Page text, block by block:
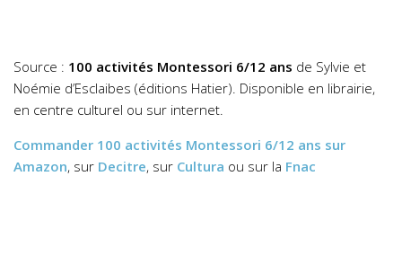
Source : 100 activités Montessori 6/12 ans de Sylvie et
Noémie d’Esclaibes (éditions Hatier). Disponible en librairie,
en centre culturel ou sur internet.
Commander 100 activités Montessori 6/12 ans sur
Amazon, sur Decitre, sur Cultura ou sur la Fnac